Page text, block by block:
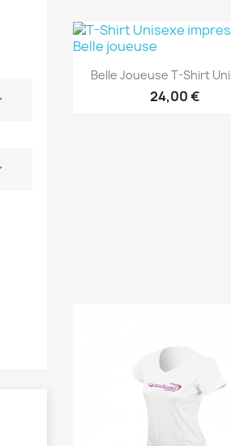
Aperçu rapide
Belle Joueuse T-Shirt
24,00 €